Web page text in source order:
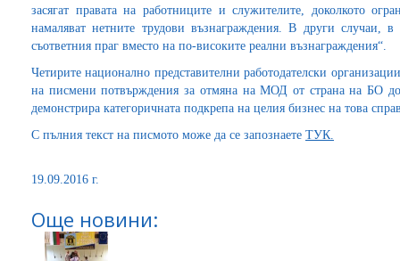
засягат правата на работниците и служителите, доколкото
намаляват нетните трудови възнаграждения. В други случаи,
съответния праг вместо на по-високите реални възнаграждения“.
Четирите национално представителни работодателски
на писмени потвърждения за отмяна на МОД от страна на БО
демонстрира категоричната подкрепа на целия бизнес на това
С пълния текст на писмото може да се запознаете ТУК.
19.09.2016 г.
Още новини: